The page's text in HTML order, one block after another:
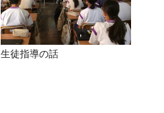
生徒指導の話